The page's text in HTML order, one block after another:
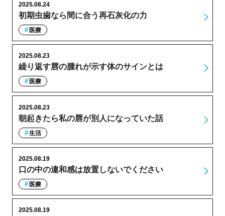
初期虫歯なら間に合う再石灰化の力
2025.08.24
医療
繰り返す唇の腫れが示す体のサインとは
2025.08.23
医療
朝起きたら私の唇が別人になっていた話
2025.08.23
生活
口の中の違和感は放置しないでください
2025.08.19
医療
2025.08.19